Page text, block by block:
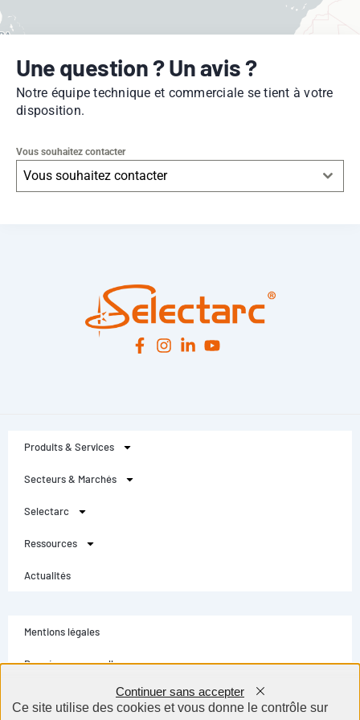
Une question ? Un avis ?
Notre équipe technique et commerciale se tient à votre
disposition.
Vous souhaitez contacter
Vous souhaitez contacter
Produits & Services
Secteurs & Marchés
Selectarc
Ressources
Actualités
Mentions légales
Données personnelles
Conditions générales
Ce site utilise des cookies et vous donne le contrôle sur
Continuer sans accepter